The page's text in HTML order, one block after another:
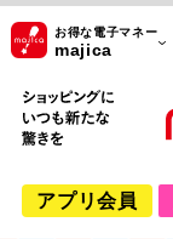
お得な電子マネー
majica
アプリ会員